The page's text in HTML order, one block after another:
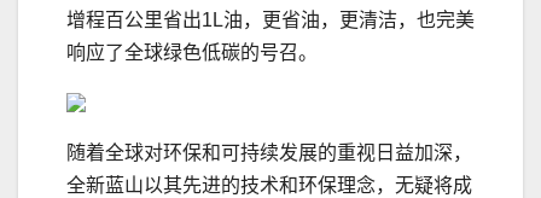
增程百公里省出1L油，更省油，更清洁，也完美
响应了全球绿色低碳的号召。
随着全球对环保和可持续发展的重视日益加深，
全新蓝山以其先进的技术和环保理念，无疑将成